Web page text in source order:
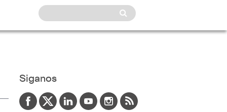
Siganos